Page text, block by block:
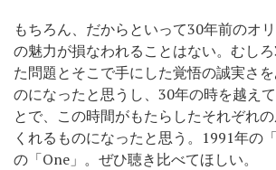
もちろん、だからといって30年前のオ
の魅力が損なわれることはない。むし
た問題とそこで手にした覚悟の誠実さ
のになったと思うし、30年の時を越え
とで、この時間がもたらしたそれぞれ
くれるものになったと思う。1991年の
の「One」。ぜひ聴き比べてほしい。